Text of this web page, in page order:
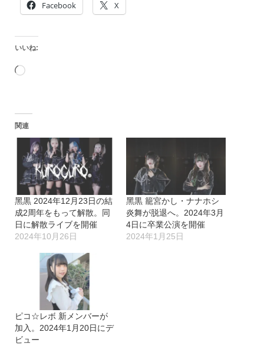
Facebook X
いいね:
読
込
み
中…
関連
黑黒 2024年12月23日の結
成2周年をもって解散。同
日に解散ライブを開催
2024年10月26日
黑黒 籠宮かし・ナナホシ
炎舞が脱退へ。2024年3月
4日に卒業公演を開催
2024年1月25日
ピコ☆レボ 新メンバーが
加入。2024年1月20日にデ
ビュー